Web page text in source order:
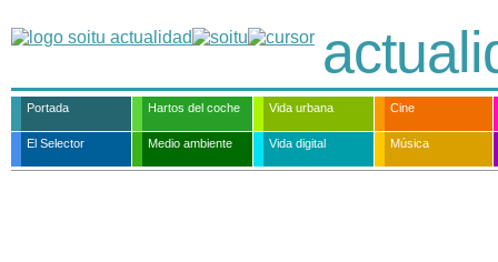
Portada Hartos del coche Vida urbana Cine
El Selector Medio ambiente Vida digital Música